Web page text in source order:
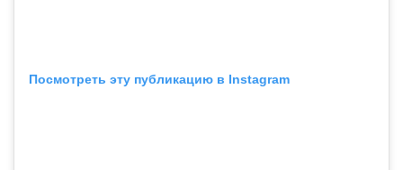
Посмотреть эту публикацию в Instagram